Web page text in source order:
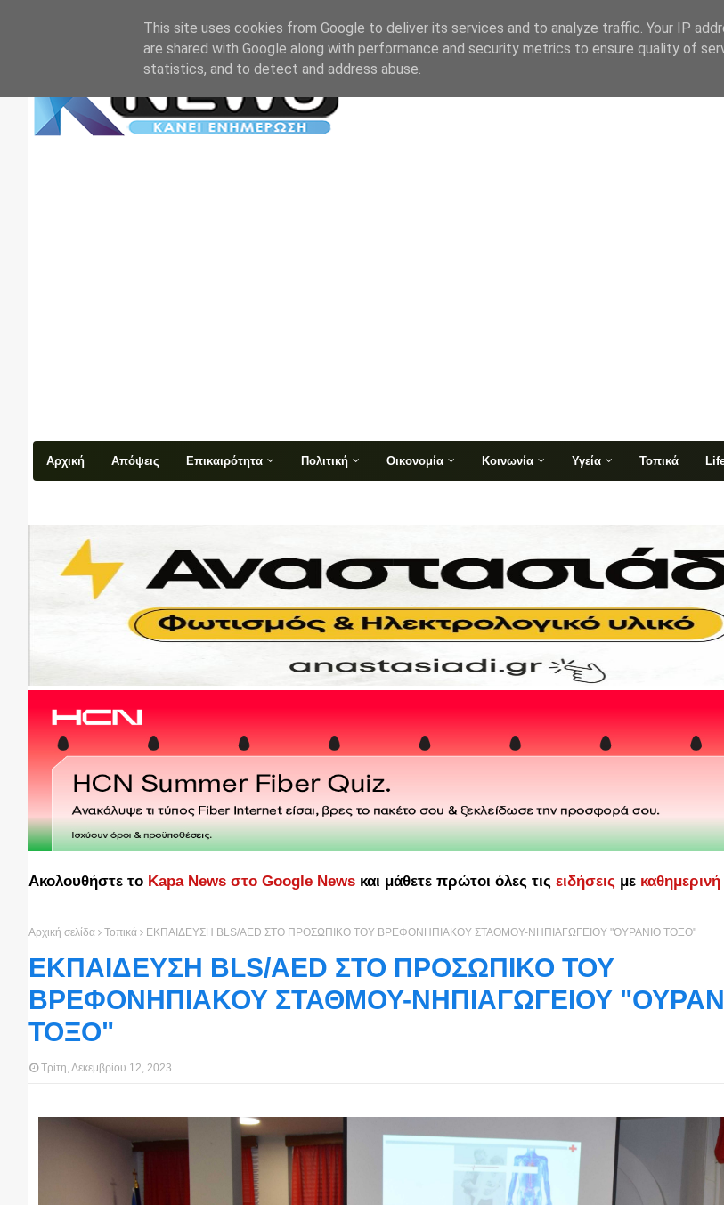
Αρχική Απόψεις Επικαιρότητα Πολιτική Οικονομία Κοινωνία Υγεία Τοπικά
Ακολουθήστε το Kapa News στο Google News και μάθετε πρώτοι όλες τις ειδήσεις με
Αρχική σελίδα Τοπικά ΕΚΠΑΙΔΕΥΣΗ BLS/AED ΣΤΟ ΠΡΟΣΩΠΙΚΟ ΤΟΥ ΒΡΕΦΟΝΗΠΙΑΚΟΥ ΣΤΑΘΜΟΥ-ΝΗΠΙΑΓΩΓΕΙΟΥ "ΟΥΡΑΝΙΟ ΤΟΞΟ"
ΕΚΠΑΙΔΕΥΣΗ BLS/AED ΣΤΟ ΠΡΟΣΩΠΙΚΟ ΤΟΥ
ΒΡΕΦΟΝΗΠΙΑΚΟΥ ΣΤΑΘΜΟΥ-ΝΗΠΙΑΓΩΓΕΙΟΥ
ΤΟΞΟ"
Τρίτη, Δεκεμβρίου 12, 2023
This site uses cookies from Google to deliver its services and to analyze traffic. Your IP
are shared with Google along with performance and security metrics to ensure quality of
statistics, and to detect and address abuse.